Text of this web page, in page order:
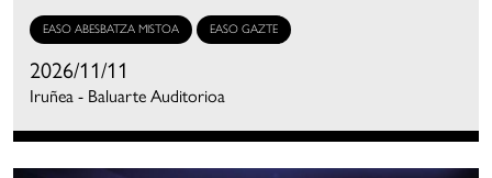
EASO ABESBATZA MISTOA EASO GAZTE
2026/11/11
Iruñea - Baluarte Auditorioa